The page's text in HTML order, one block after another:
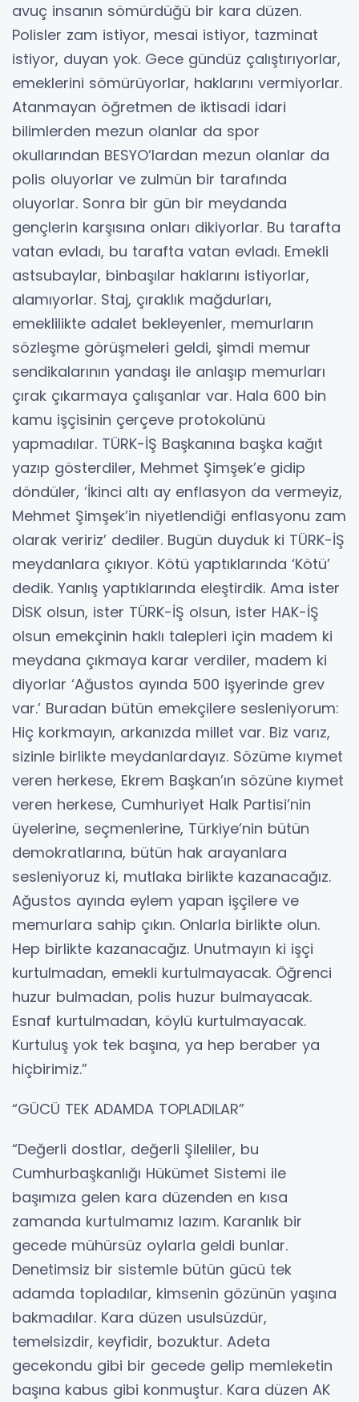
avuç insanın sömürdüğü bir kara düzen.
Polisler zam istiyor, mesai istiyor, tazminat
istiyor, duyan yok. Gece gündüz çalıştırıyorlar,
emeklerini sömürüyorlar, haklarını vermiyorlar.
Atanmayan öğretmen de iktisadi idari
bilimlerden mezun olanlar da spor
okullarından BESYO’lardan mezun olanlar da
polis oluyorlar ve zulmün bir tarafında
oluyorlar. Sonra bir gün bir meydanda
gençlerin karşısına onları dikiyorlar. Bu tarafta
vatan evladı, bu tarafta vatan evladı. Emekli
astsubaylar, binbaşılar haklarını istiyorlar,
alamıyorlar. Staj, çıraklık mağdurları,
emeklilikte adalet bekleyenler, memurların
sözleşme görüşmeleri geldi, şimdi memur
sendikalarının yandaşı ile anlaşıp memurları
çırak çıkarmaya çalışanlar var. Hala 600 bin
kamu işçisinin çerçeve protokolünü
yapmadılar. TÜRK-İŞ Başkanına başka kağıt
yazıp gösterdiler, Mehmet Şimşek’e gidip
döndüler, ‘İkinci altı ay enflasyon da vermeyiz,
Mehmet Şimşek’in niyetlendiği enflasyonu zam
olarak veririz’ dediler. Bugün duyduk ki TÜRK-İŞ
meydanlara çıkıyor. Kötü yaptıklarında ‘Kötü’
dedik. Yanlış yaptıklarında eleştirdik. Ama ister
DİSK olsun, ister TÜRK-İŞ olsun, ister HAK-İŞ
olsun emekçinin haklı talepleri için madem ki
meydana çıkmaya karar verdiler, madem ki
diyorlar ‘Ağustos ayında 500 işyerinde grev
var.’ Buradan bütün emekçilere sesleniyorum:
Hiç korkmayın, arkanızda millet var. Biz varız,
sizinle birlikte meydanlardayız. Sözüme kıymet
veren herkese, Ekrem Başkan’ın sözüne kıymet
veren herkese, Cumhuriyet Halk Partisi’nin
üyelerine, seçmenlerine, Türkiye’nin bütün
demokratlarına, bütün hak arayanlara
sesleniyoruz ki, mutlaka birlikte kazanacağız.
Ağustos ayında eylem yapan işçilere ve
memurlara sahip çıkın. Onlarla birlikte olun.
Hep birlikte kazanacağız. Unutmayın ki işçi
kurtulmadan, emekli kurtulmayacak. Öğrenci
huzur bulmadan, polis huzur bulmayacak.
Esnaf kurtulmadan, köylü kurtulmayacak.
Kurtuluş yok tek başına, ya hep beraber ya
hiçbirimiz.”
“GÜCÜ TEK ADAMDA TOPLADILAR”
“Değerli dostlar, değerli Şileliler, bu
Cumhurbaşkanlığı Hükümet Sistemi ile
başımıza gelen kara düzenden en kısa
zamanda kurtulmamız lazım. Karanlık bir
gecede mühürsüz oylarla geldi bunlar.
Denetimsiz bir sistemle bütün gücü tek
adamda topladılar, kimsenin gözünün yaşına
bakmadılar. Kara düzen usulsüzdür,
temelsizdir, keyfidir, bozuktur. Adeta
gecekondu gibi bir gecede gelip memleketin
başına kabus gibi konmuştur. Kara düzen AK